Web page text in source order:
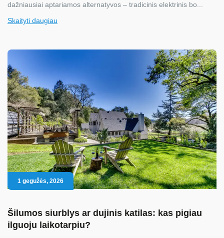
dažniausiai aptariamos alternatyvos – tradicinis elektrinis bo...
Skaityti daugiau
1 gegužės, 2026
Šilumos siurblys ar dujinis katilas: kas pigiau
ilguoju laikotarpiu?